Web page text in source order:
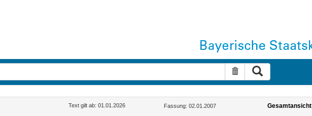
Suche zurücksetzen
Text gilt ab: 01.01.2026 Fassung: 02.01.2007 Gesamtansicht